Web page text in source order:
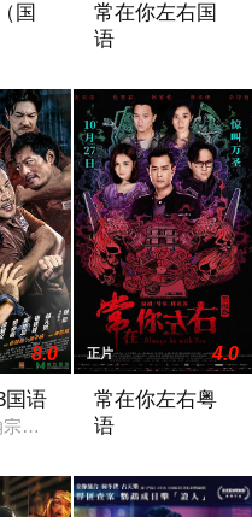
国
常在你左右国
语
8.0
国语
因收受賄款入獄，而逃獄失
正片 4.0
常在你左右粤
语